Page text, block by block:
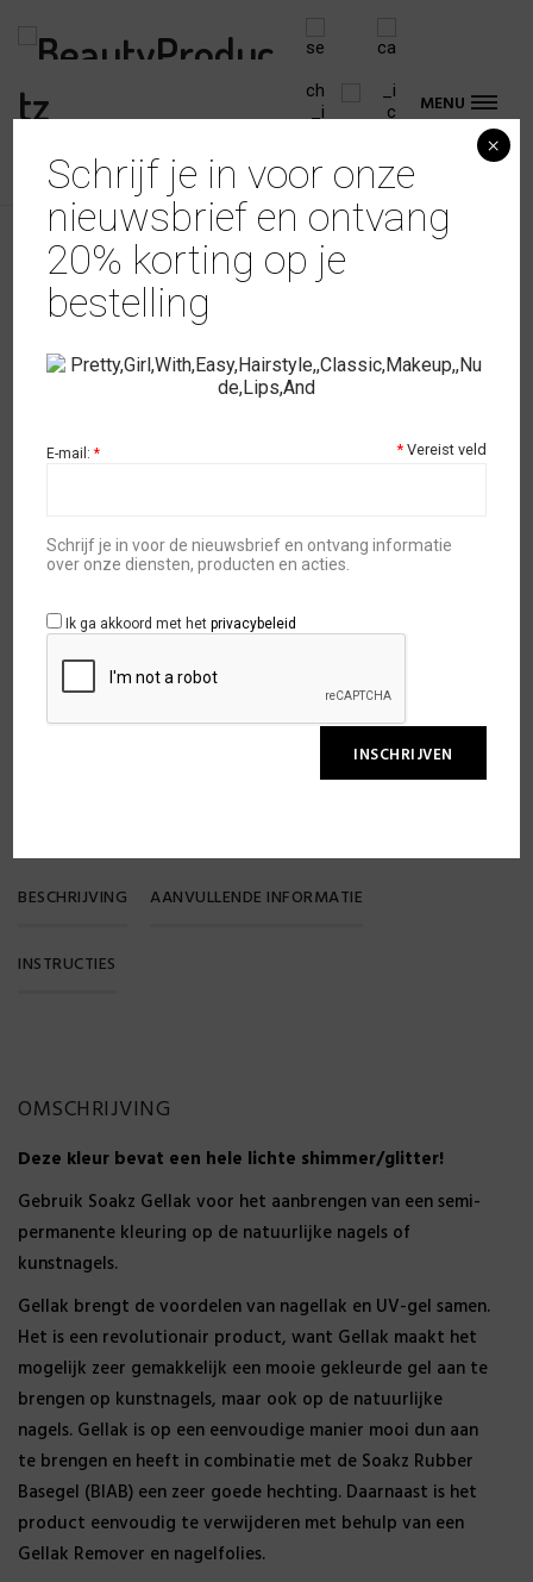
MENU
Soakz Gellak #SHI05
€12,95
Beschikbaarheid:op voorraad
TOEVOEGEN AAN WINKELWAGEN
TOEVOEGEN AAN WENSLIJST
SKU:SGN15SHI05
BESCHRIJVING AANVULLENDE INFORMATIE
INSTRUCTIES
OMSCHRIJVING
Deze kleur bevat een hele lichte shimmer/glitter!
Gebruik Soakz Gellak voor het aanbrengen van een semi-
permanente kleuring op de natuurlijke nagels of
kunstnagels.
Gellak brengt de voordelen van nagellak en UV-gel samen.
Het is een revolutionair product, want Gellak maakt het
mogelijk zeer gemakkelijk een mooie gekleurde gel aan te
brengen op kunstnagels, maar ook op de natuurlijke
nagels. Gellak is op een eenvoudige manier mooi dun aan
te brengen en heeft in combinatie met de Soakz Rubber
Basegel (BIAB) een zeer goede hechting. Daarnaast is het
product eenvoudig te verwijderen met behulp van een
Gellak Remover en nagelfolies.
DOWNLOAD PDF
Schrijf je in voor onze
nieuwsbrief en ontvang
20% korting op je
bestelling
*Vereist veld
E-mail:*
Schrijf je in voor de nieuwsbrief en ontvang informatie
over onze diensten, producten en acties.
Ik ga akkoord met hetprivacybeleid
×